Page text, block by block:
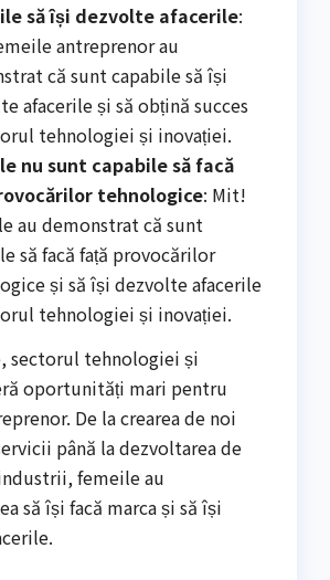
să își dezvolte afacerile:
antreprenor au
că sunt capabile să își
afacerile și să obțină succes
tehnologiei și inovației.
nu sunt capabile să facă
tehnologice: Mit!
au demonstrat că sunt
să facă față provocărilor
și să își dezvolte afacerile
tehnologiei și inovației.
sectorul tehnologiei și
oportunități mari pentru
De la crearea de noi
până la dezvoltarea de
femeile au
să își facă marca și să își